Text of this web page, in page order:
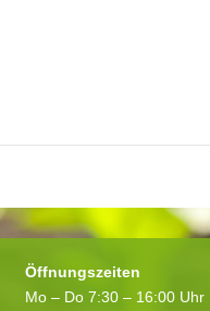
Öffnungszeiten
Mo – Do 7:30 – 16:00 Uhr